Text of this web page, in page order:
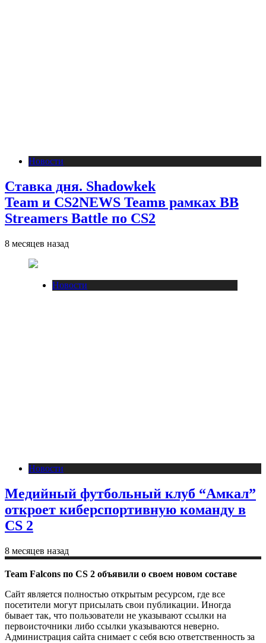
Новости
Ставка дня. Shadowkek
Team и CS2NEWS Teamв рамках BB
Streamers Battle по CS2
8 месяцев назад
Новости
Новости
Медийный футбольный клуб “Амкал”
откроет киберспортивную команду в
CS 2
8 месяцев назад
Team Falcons по CS 2 объявили о своем новом составе
Сайт является полностью открытым ресурсом, где все
посетители могут присылать свои публикации. Иногда
бывает так, что пользователи не указывают ссылки на
первоисточники либо ссылки указываются неверно.
Администрация сайта снимает с себя всю ответственность за